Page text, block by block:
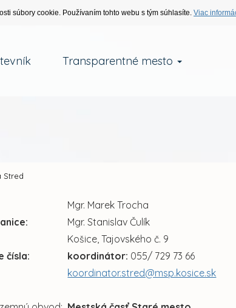
súbory cookie. Používaním tohto webu s tým súhlasíte. Viac
Transparentné mesto
Stred
Mgr. Marek Trocha
Mgr. Stanislav Čulík
Košice, Tajovského č. 9
čísla:
koordinátor: 055/ 729 73 66
koordinator.stred@msp.kosice.sk